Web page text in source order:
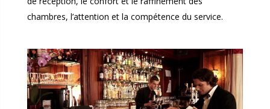
chambres, l’attention et la compétence du service.